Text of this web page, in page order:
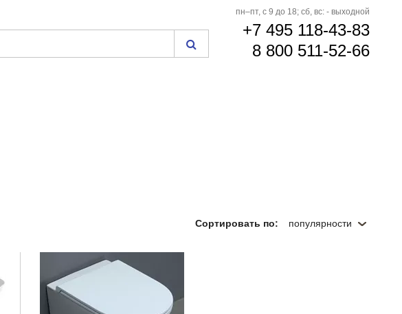
пн–пт, с 9 до 18; сб, вс: - выходной
+7 495 118-43-83
8 800 511-52-66
Сортировать по: популярности